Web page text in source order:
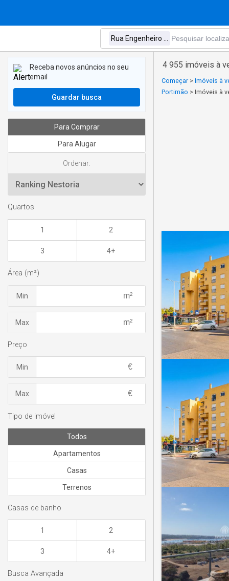
4 955 imóveis à
Começar > Imóveis à
Portimão > Imóveis à
Receba novos anúncios no seu
email
Guardar busca
Para Comprar
Para Alugar
Ordenar:
Quartos
1 2
3 4+
Área (m²)
Min
Max
Preço
Min
Max
Tipo de imóvel
Todos
Apartamentos
Casas
Terrenos
Casas de banho
1 2
3 4+
Busca Avançada